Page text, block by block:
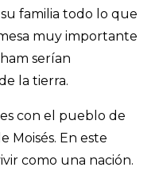
familia todo lo que
muy importante
serían
la tierra.
con el pueblo de
Moisés. En este
como una nación.